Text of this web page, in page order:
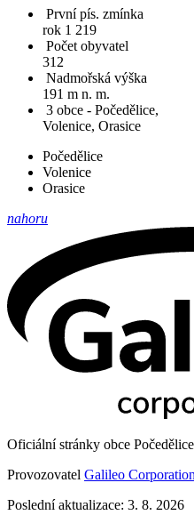
První pís. zmínka
rok 1 219
Počet obyvatel
312
Nadmořská výška
191 m n. m.
3 obce - Počedělice,
Volenice, Orasice
Počedělice
Volenice
Orasice
nahoru
Oficiální stránky obce
Provozovatel Galileo
Poslední aktualizace: 3. 8. 2026